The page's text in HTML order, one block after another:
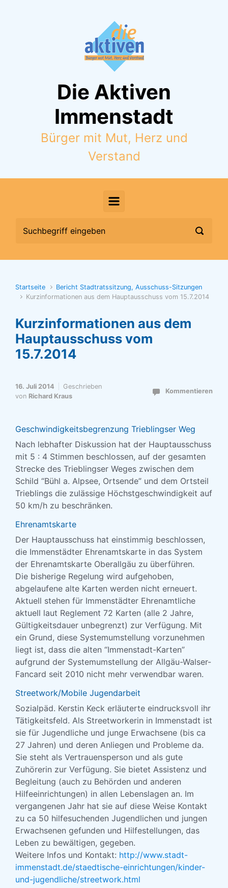
Die Aktiven
Immenstadt
Bürger mit Mut, Herz und
Verstand
Startseite
Bericht Stadtratssitzung, Ausschuss-Sitzungen
Kurzinformationen aus dem Hauptausschuss vom 15.7.2014
Kurzinformationen aus dem
Hauptausschuss vom
15.7.2014
16. Juli 2014
Geschrieben
von Richard Kraus
Kommentieren
Geschwindigkeitsbegrenzung Trieblingser Weg
Nach lebhafter Diskussion hat der Hauptausschuss
mit 5 : 4 Stimmen beschlossen, auf der gesamten
Strecke des Trieblingser Weges zwischen dem
Schild “Bühl a. Alpsee, Ortsende” und dem Ortsteil
Trieblings die zulässige Höchstgeschwindigkeit auf
50 km/h zu beschränken.
Ehrenamtskarte
Der Hauptausschuss hat einstimmig beschlossen,
die Immenstädter Ehrenamtskarte in das System
der Ehrenamtskarte Oberallgäu zu überführen.
Die bisherige Regelung wird aufgehoben,
abgelaufene alte Karten werden nicht erneuert.
Aktuell stehen für Immenstädter Ehrenamtliche
aktuell laut Reglement 72 Karten (alle 2 Jahre,
Gültigkeitsdauer unbegrenzt) zur Verfügung. Mit
ein Grund, diese Systemumstellung vorzunehmen
liegt ist, dass die alten “Immenstadt-Karten”
aufgrund der Systemumstellung der Allgäu-Walser-
Fancard seit 2010 nicht mehr verwendbar waren.
Streetwork/Mobile Jugendarbeit
Sozialpäd. Kerstin Keck erläuterte eindrucksvoll ihr
Tätigkeitsfeld. Als Streetworkerin in Immenstadt ist
sie für Jugendliche und junge Erwachsene (bis ca
27 Jahren) und deren Anliegen und Probleme da.
Sie steht als Vertrauensperson und als gute
Zuhörerin zur Verfügung. Sie bietet Assistenz und
Begleitung (auch zu Behörden und anderen
Hilfeeinrichtungen) in allen Lebenslagen an. Im
vergangenen Jahr hat sie auf diese Weise Kontakt
zu ca 50 hilfesuchenden Jugendlichen und jungen
Erwachsenen gefunden und Hilfestellungen, das
Leben zu bewältigen, gegeben.
Weitere Infos und Kontakt: http://www.stadt-
immenstadt.de/staedtische-einrichtungen/kinder-
und-jugendliche/streetwork.html